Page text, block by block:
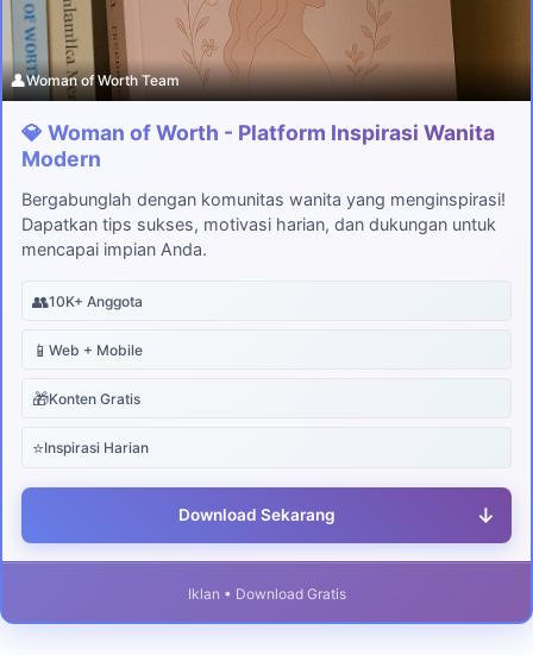
👤Woman of Worth Team
💎 Woman of Worth - Platform Inspirasi Wanita
Modern
Bergabunglah dengan komunitas wanita yang menginspirasi!
Dapatkan tips sukses, motivasi harian, dan dukungan untuk
mencapai impian Anda.
👥10K+ Anggota
📱 Web + Mobile
🎁Konten Gratis
⭐Inspirasi Harian
Download Sekarang ↓
Iklan • Download Gratis